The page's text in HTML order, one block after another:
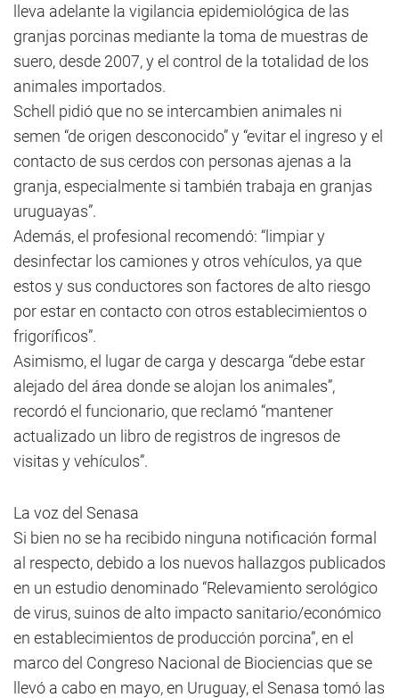
lleva adelante la vigilancia epidemiológica de las
granjas porcinas mediante la toma de muestras de
suero, desde 2007, y el control de la totalidad de los
animales importados.
Schell pidió que no se intercambien animales ni
semen “de origen desconocido” y “evitar el ingreso y el
contacto de sus cerdos con personas ajenas a la
granja, especialmente si también trabaja en granjas
uruguayas”.
Además, el profesional recomendó: “limpiar y
desinfectar los camiones y otros vehículos, ya que
estos y sus conductores son factores de alto riesgo
por estar en contacto con otros establecimientos o
frigoríficos”.
Asimismo, el lugar de carga y descarga “debe estar
alejado del área donde se alojan los animales”,
recordó el funcionario, que reclamó “mantener
actualizado un libro de registros de ingresos de
visitas y vehículos”.
La voz del Senasa
Si bien no se ha recibido ninguna notificación formal
al respecto, debido a los nuevos hallazgos publicados
en un estudio denominado “Relevamiento serológico
de virus, suinos de alto impacto sanitario/económico
en establecimientos de producción porcina”, en el
marco del Congreso Nacional de Biociencias que se
llevó a cabo en mayo, en Uruguay, el Senasa tomó las